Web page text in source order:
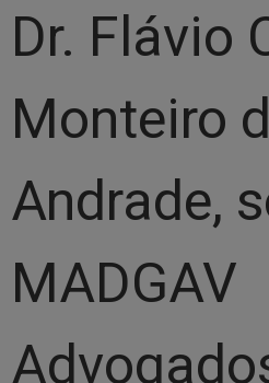
Dr. Flávio
Monteiro
Andrade,
MADGAV